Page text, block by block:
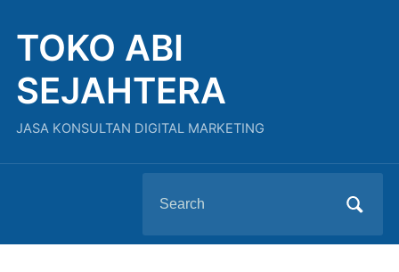
TOKO ABI
SEJAHTERA
JASA KONSULTAN DIGITAL MARKETING
for: